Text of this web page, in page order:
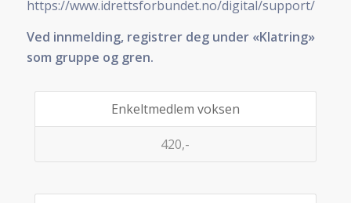
https://www.idrettsforbundet.no/digital/support/
Ved innmelding, registrer deg under «Klatring»
som gruppe og gren.
Enkeltmedlem voksen
420,-